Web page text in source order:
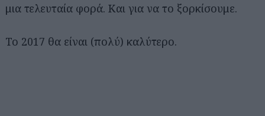
μια τελευταία φορά. Και για να το ξορκίσουμε.
Το 2017 θα είναι (πολύ) καλύτερο.